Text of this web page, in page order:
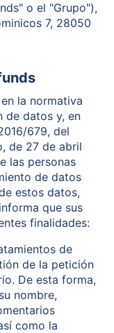
o el "Grupo"),
7, 28050
la normativa
de datos y, en
679, del
de 27 de abril
las personas
de datos
estos datos,
que sus
finalidades:
de
de la petición
De esta forma,
nombre,
como la